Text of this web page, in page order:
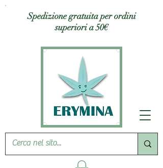
Spedizione gratuita per ordini
superiori a 50€